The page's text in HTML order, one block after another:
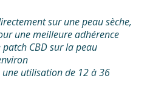
sur une peau sèche,
une meilleure adhérence
CBD sur la peau
utilisation de 12 à 36